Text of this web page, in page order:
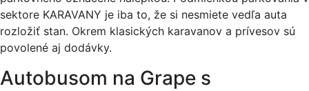
sektore KARAVANY je iba to, že si nesmiete vedľa auta
rozložiť stan. Okrem klasických karavanov a prívesov sú
povolené aj dodávky.
Autobusom na Grape s